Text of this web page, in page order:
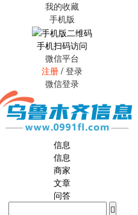
我的收藏
手机版
手机扫码访问
微信平台
注册 / 登录
微信登录
信息
信息
商家
文章
问答